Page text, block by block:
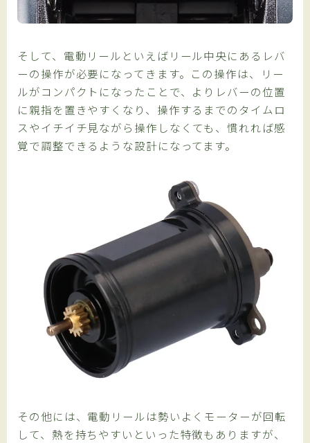
そして、電動リールといえばリール中央にあるレバ
ーの操作が必要になってきます。この操作は、リー
ルがコンパクトになったことで、よりレバーの位置
に親指を置きやすくなり、操作するまでのタイムロ
スやイチイチ見ながら操作しなくても、慣れれば感
覚で調整できるような設計になってます。
その他には、電動リールは勢いよくモーターが回転
して、熱を持ちやすいといった特徴もありますが、